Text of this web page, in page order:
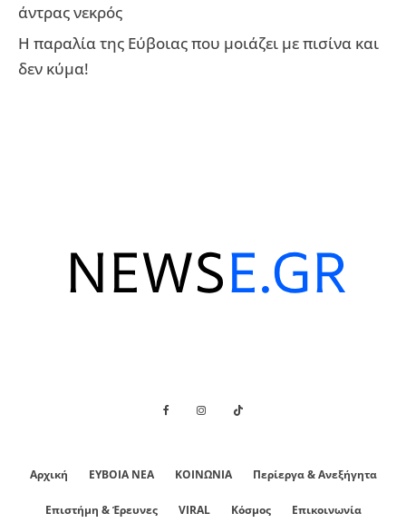
άντρας νεκρός
Η παραλία της Εύβοιας που μοιάζει με πισίνα και
δεν κύμα!
Αρχική ΕΥΒΟΙΑ ΝΕΑ ΚΟΙΝΩΝΙΑ Περίεργα & Ανεξήγητα
Επιστήμη & Έρευνες VIRAL Κόσμος Επικοινωνία